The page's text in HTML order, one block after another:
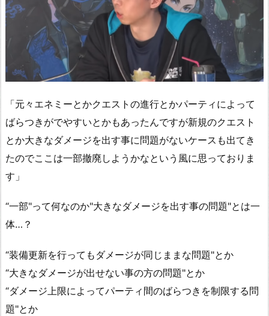
「元々エネミーとかクエストの進行とかパーティによって
ばらつきがでやすいとかもあったんですが新規のクエスト
とか大きなダメージを出す事に問題がないケースも出てき
たのでここは一部撤廃しようかなという風に思っておりま
す」
“一部"って何なのか"大きなダメージを出す事の問題"とは一
体…？
“装備更新を行ってもダメージが同じままな問題"とか
“大きなダメージが出せない事の方の問題"とか
“ダメージ上限によってパーティ間のばらつきを制限する問
題"とか